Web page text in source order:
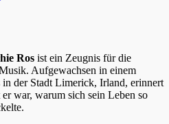
Ros ist ein Zeugnis für die
Aufgewachsen in einem
in der Stadt Limerick, Irland, erinnert
war, warum sich sein Leben so